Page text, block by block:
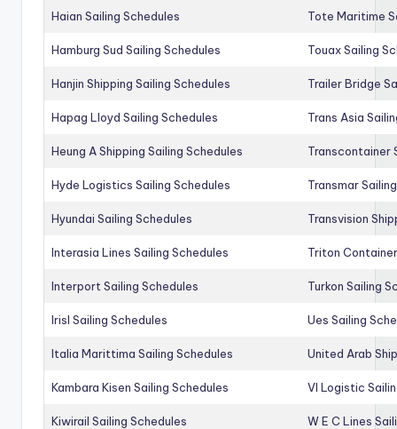
Haian Sailing Schedules Tote Maritime
Hamburg Sud Sailing Schedules Touax Sailing
Hanjin Shipping Sailing Schedules Trailer Bridge
Hapag Lloyd Sailing Schedules Trans Asia
Heung A Shipping Sailing Schedules Transcontainer
Hyde Logistics Sailing Schedules Transmar
Hyundai Sailing Schedules Transvision
Interasia Lines Sailing Schedules Triton
Interport Sailing Schedules Turkon Sailing
Irisl Sailing Schedules Ues Sailing
Italia Marittima Sailing Schedules United Arab
Kambara Kisen Sailing Schedules Vl Logistic
Kiwirail Sailing Schedules W E C Lines